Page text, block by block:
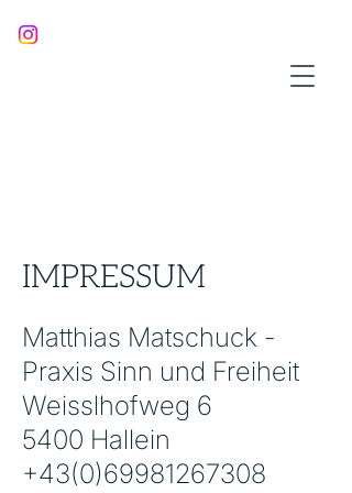
IMPRESSUM
Matthias Matschuck -
Praxis Sinn und Freiheit
Weisslhofweg 6
5400 Hallein
+43(0)69981267308